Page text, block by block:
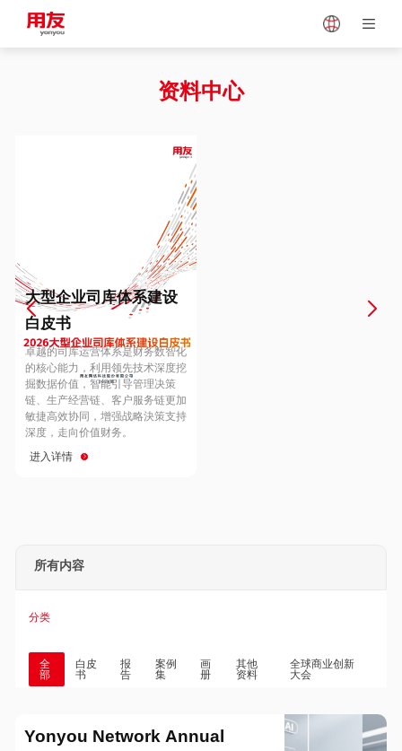
Vietnam
Europe
Hungary
Hong Kong
资料中心
大型企业司库体系建设
白皮书
卓越的司库运营体系是财务数智化
的核心能力，利用领先技术深度挖
掘数据价值，智能引导管理决策
链、生产经营链、客户服务链更加
敏捷高效协同，增强战略決策支持
深度，走向价值财务。
进入详情
所有内容
分类
全
部
白皮
书
报
告
案例
集
画
册
其他
资料
全球商业创新
大会
Yonyou Network Annual